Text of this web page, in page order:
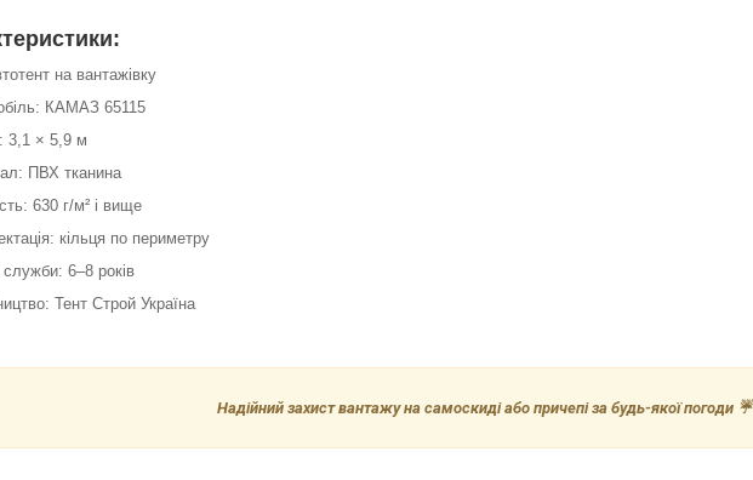
на вантажівку
КАМАЗ 65115
3,1 × 5,9 м
ПВХ тканина
630 г/м² і вище
кільця по периметру
служби: 6–8 років
Тент Строй Україна
Надійний захист вантажу на самоскиді або причепі за будь-якої погоди ☔